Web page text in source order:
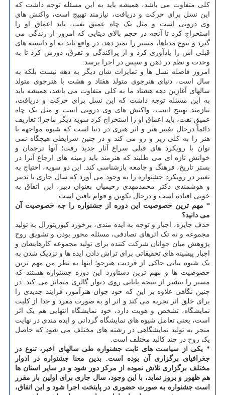
کلی متفاوت می باشد، همیشه باید به این مسئله توجه داشت که
این نسل برای حرکت و دریافت، نیازمند تهییج است، واکنش های
وی درونی است و مثل یک چاه عمیق نفت، باید اعماق او را
استخراج کرد تا آنچه در حجم بالای دیتایی که امروز از زندگی می
گیرد و تنوع مدیاها، مسیر را تمیز دهد، در واقع باید به او دانسته های
قبلی اش را یادآوری کرد و از پراکندگی و تفرق، دورش کرد تا به
وحدت و نظم در ذهن و سپس در اجرا برسد.
امروز فاصله نسل ها و تمایزات شان دیگر به دهه نیست بلکه به
سال است، دنیای هنرجوی متولد هفتاد و هشت با هنرجوی متولد
سالهای آغازین دهه هشتاد ما به کلی متفاوت می باشد، همیشه باید
به این مسئله توجه داشت که این نسل برای حرکت و دریافت،
نیازمند تهییج است، واکنش های وی درونی است و مثل یک چاه
عمیق نفت، باید اعماق او را استخراج کرد سویه دیگر ماجرا؛ تعاریف
دائماً درحال تغییر هنر و اثر هنری در دنیا است که شیوه مواجهه با
هنر را به کلی زیر و رو می کند و در چنین شرایطی هیچگاه نمی
توان با رویکرد های قبلی سراغ آثار جدید رفت؛ آنها ترجمان و
خوانش تازه ای می طلبند که هنرمند باید زمینه های ارجاع آنرا در
بستر تاریخ، فرهنگ و جامعه بازشناسی کند. این دو سویه، احتیاج به
تغییر در رویکرد جشنواره را به وجود می آورد که سال جاری با تدبیر
و هوشمندی دکتر محمدمهدی رحیمیان بعنوان دبیر، این اتفاق به
خوبی افتاده است و درحال تکوین و قوام یافتن است.
* مهم ترین خصوصیت این دوره از جشنواره را چه خصوصیت آن
می دانید؟
حذف جایزه، اجبار و توجه به ایده مندی، برخورد کیوریتورال به تولید
مجموعه و نه تک اثرهای تصادفی، مسئله محور بودن و تشویق روح
پژوهش میان جوانان شرکت کننده برای تولید مجموعه کارهایشان و
اجبار پیشینه های تحقیقاتی برای تراش دادن ایده ها و نزدیک شدن به
یک شیوه بیانی حاکی از فردیت هنرجو؛ اینها به نظر من مهم ترین
خصوصیت ها و مهم ترین دستاورد این دوره جشنواره هستند که
مسیر را بیشتر از نتیجه پایانی روی دیوار گالری متمایز می کند. در
چنین نگاهی علاوه بر این که خود جوان هنرآموز، فرایند جدیدی را
برای خلق اثر تجربه می کند و اثر او به صورت مفرد و جدا از کلیت
نمایشگاه، تشخص و هویت دارد، خود نمایشگاه انتهایی هم یک اثر
است، یعنی تعامل شیوه های نمایشگاه گردانی و ایده مندی در نهایت
منجر به تولید نمایشگاهی در رشته های مختلف می شود که حاصل
یک روح در چند کالبد مختلف است.
* یکی از سیاست های ثابت جشنواره طی سالهای اخیر، تنوع در
جغرافیای برگزاری آن بوده است. بدین معنا جشنواره در ادوار
مختلف برگزاری تلاش نموده از مرکز دور شود و در سایر استان ها
هم ظهور و بروز نماید، با این وجود، سال جاری برای اولین بار مقرر
است جشنواره به صورت حضوری در پایتخت اجرا شود و این اتفاق،